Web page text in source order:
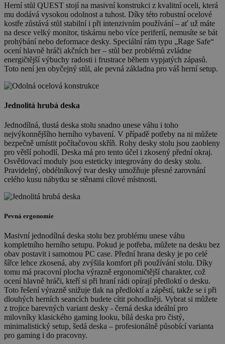
Herní stůl QUEST stojí na masivní konstrukci z kvalitní oceli, která
mu dodává vysokou odolnost a tuhost. Díky této robustní ocelové
kostře zůstává stůl stabilní i při intenzivním používání – ať už máte
na desce velký monitor, tiskárnu nebo více periferií, nemusíte se bát
prohýbání nebo deformace desky. Speciální rám typu „Rage Safe“
ocení hlavně hráči akčních her – stůl bez problémů zvládne
energičtější výbuchy radosti i frustrace během vypjatých zápasů.
Toto není jen obyčejný stůl, ale pevná základna pro váš herní setup.
Jednolitá hrubá deska
Jednodílná, tlustá deska stolu snadno unese váhu i toho
nejvýkonnějšího herního vybavení. V případě potřeby na ni můžete
bezpečně umístit počítačovou skříň. Rohy desky stolu jsou zaobleny
pro větší pohodlí. Deska má pro tento účel i zkosený přední okraj.
Osvětlovací moduly jsou esteticky integrovány do desky stolu.
Pravidelný, obdélníkový tvar desky umožňuje přesné zarovnání
celého kusu nábytku se stěnami cílové místnosti.
Pevná ergonomie
Masivní jednodílná deska stolu bez problému unese váhu
kompletního herního setupu. Pokud je potřeba, můžete na desku bez
obav postavit i samotnou PC case. Přední hrana desky je po celé
šířce lehce zkosená, aby zvýšila komfort při používání stolu. Díky
tomu má pracovní plocha výrazně ergonomičtější charakter, což
ocení hlavně hráči, kteří si při hraní rádi opírají předloktí o desku.
Toto řešení výrazně snižuje tlak na předloktí a zápěstí, takže se i při
dlouhých herních seancích budete cítit pohodlněji. Vybrat si můžete
z trojice barevných variant desky - černá deska ideální pro
milovníky klasického gaming looku, bílá deska pro čistý,
minimalistický setup, šedá deska – profesionálně působící varianta
pro gaming i do pracovny.